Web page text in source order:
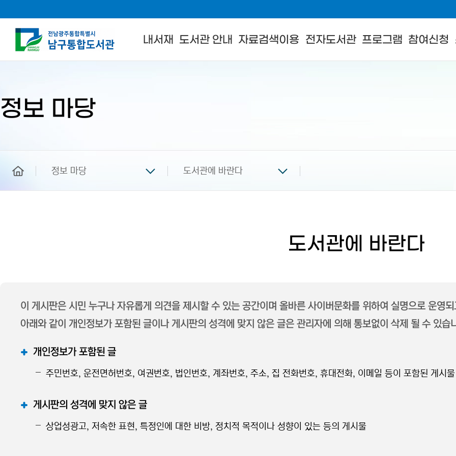
내서재 도서관 안내 자료검색이용 전자도서관 프로그램 참여신청
작
정보 마당
정보 마당 도서관에 바란다
도서관에 바란다
이 게시판은 시민 누구나 자유롭게 의견을 제시할 수 있는 공간이며 올바른 사이버문화를 위하여 실명으로 운영
아래와 같이 개인정보가 포함된 글이나 게시판의 성격에 맞지 않은 글은 관리자에 의해 통보없이 삭제 될 수 있습
개인정보가 포함된 글
주민번호, 운전면허번호, 여권번호, 법인번호, 계좌번호, 주소, 집 전화번호, 휴대전화, 이메일 등이 포함된 게시물
게시판의 성격에 맞지 않은 글
상업성광고, 저속한 표현, 특정인에 대한 비방, 정치적 목적이나 성향이 있는 등의 게시물